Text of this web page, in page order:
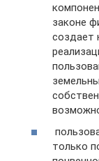
законе
создает
только